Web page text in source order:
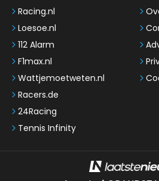
Racing.nl
Loesoe.nl
112 Alarm
F1max.nl
Wattjemoetweten.nl
Racers.de
24Racing
Tennis Infinity